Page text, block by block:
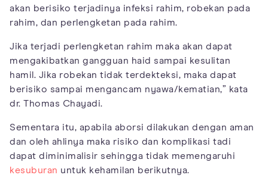
akan berisiko terjadinya infeksi rahim, robekan pada
rahim, dan perlengketan pada rahim.
Jika terjadi perlengketan rahim maka akan dapat
mengakibatkan gangguan haid sampai kesulitan
hamil. Jika robekan tidak terdekteksi, maka dapat
berisiko sampai mengancam nyawa/kematian,” kata
dr. Thomas Chayadi.
Sementara itu, apabila aborsi dilakukan dengan aman
dan oleh ahlinya maka risiko dan komplikasi tadi
dapat diminimalisir sehingga tidak memengaruhi
kesuburan untuk kehamilan berikutnya.